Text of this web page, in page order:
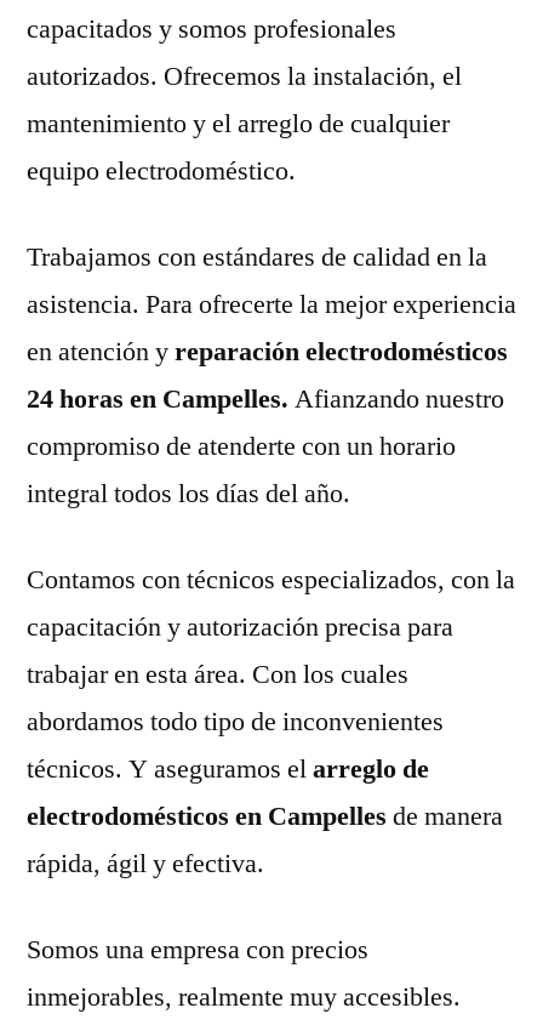
capacitados y somos profesionales
autorizados. Ofrecemos la instalación, el
mantenimiento y el arreglo de cualquier
equipo electrodoméstico.
Trabajamos con estándares de calidad en la
asistencia. Para ofrecerte la mejor experiencia
en atención yreparación electrodomésticos
24 horas en Campelles. Afianzando nuestro
compromiso de atenderte con un horario
integral todos los días del año.
Contamos con técnicos especializados, con la
capacitación y autorización precisa para
trabajar en esta área. Con los cuales
abordamos todo tipo de inconvenientes
técnicos. Y aseguramos elarreglo de
electrodomésticos en Campelles de manera
rápida, ágil y efectiva.
Somos una empresa con precios
inmejorables, realmente muy accesibles.